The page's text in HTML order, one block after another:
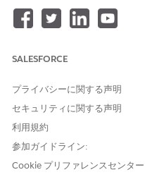
メモ
組織がライブラリのデ
問題定義の作成
問題定義を使用してケア
問題定義がインスタンス
など、よく使用される情
報は、インスタンス化時
す。
SALESFORCE
プライバシーに関する声明
セキュリティに関する声明
利用規約
参加ガイドライン:
Cookie プリファレンスセンター